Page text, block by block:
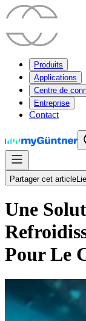
Produits
Applications
Centre de
Entreprise
Contact
Partager cet article
Une
Pour Le